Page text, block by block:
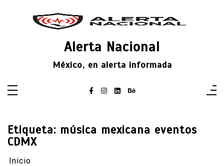
Alerta Nacional
México, en alerta informada
Etiqueta: música mexicana eventos
CDMX
Inicio